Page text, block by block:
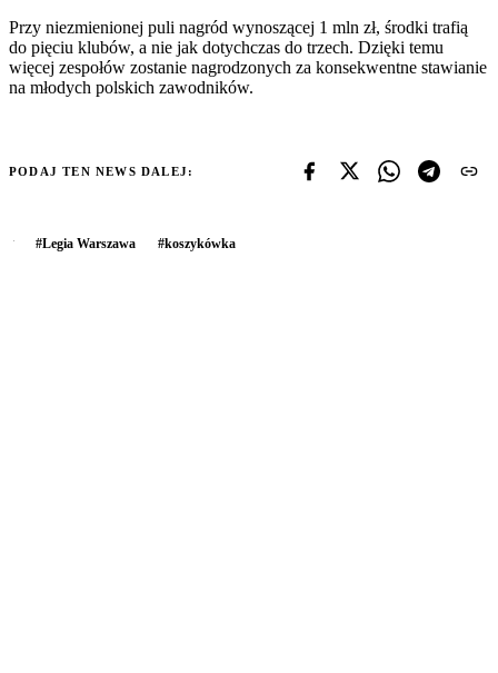
Przy niezmienionej puli nagród wynoszącej 1 mln zł, środki trafią
do pięciu klubów, a nie jak dotychczas do trzech. Dzięki temu
więcej zespołów zostanie nagrodzonych za konsekwentne stawianie
na młodych polskich zawodników.
PODAJ TEN NEWS DALEJ:
#Legia Warszawa #koszykówka